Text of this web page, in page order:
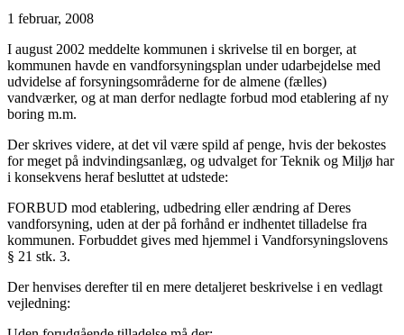
1 februar, 2008
I august 2002 meddelte kommunen i skrivelse til en borger, at
kommunen havde en vandforsyningsplan under udarbejdelse med
udvidelse af forsyningsområderne for de almene (fælles)
vandværker, og at man derfor nedlagte forbud mod etablering af ny
boring m.m.
Der skrives videre, at det vil være spild af penge, hvis der bekostes
for meget på indvindingsanlæg, og udvalget for Teknik og Miljø har
i konsekvens heraf besluttet at udstede:
FORBUD mod etablering, udbedring eller ændring af Deres
vandforsyning, uden at der på forhånd er indhentet tilladelse fra
kommunen. Forbuddet gives med hjemmel i Vandforsyningslovens
§ 21 stk. 3.
Der henvises derefter til en mere detaljeret beskrivelse i en vedlagt
vejledning: